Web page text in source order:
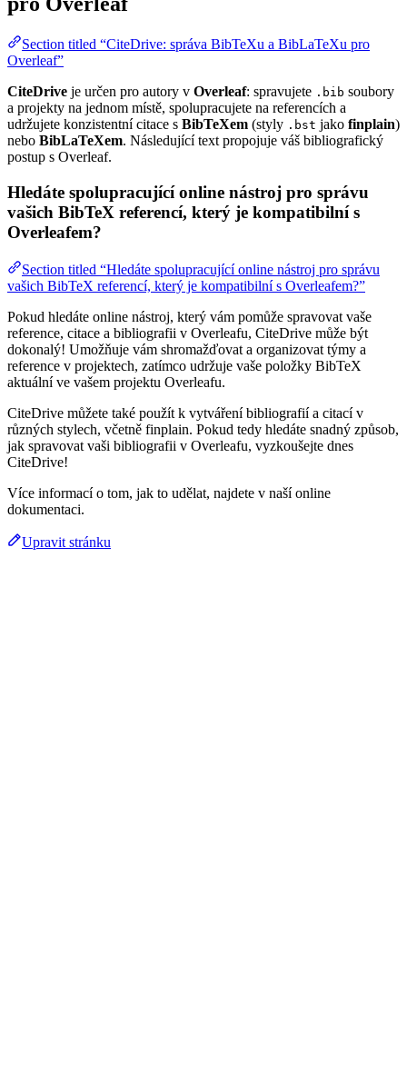
Section titled “CiteDrive: správa BibTeXu a BibLaTeXu pro
Overleaf”
CiteDrive je určen pro autory v Overleaf: spravujete .bib soubory
a projekty na jednom místě, spolupracujete na referencích a
udržujete konzistentní citace s BibTeXem (styly .bst jako finplain)
nebo BibLaTeXem. Následující text propojuje váš bibliografický
postup s Overleaf.
Hledáte spolupracující online nástroj pro správu
vašich BibTeX referencí, který je kompatibilní s
Overleafem?
Section titled “Hledáte spolupracující online nástroj pro správu
vašich BibTeX referencí, který je kompatibilní s Overleafem?”
Pokud hledáte online nástroj, který vám pomůže spravovat vaše
reference, citace a bibliografii v Overleafu, CiteDrive může být
dokonalý! Umožňuje vám shromažďovat a organizovat týmy a
reference v projektech, zatímco udržuje vaše položky BibTeX
aktuální ve vašem projektu Overleafu.
CiteDrive můžete také použít k vytváření bibliografií a citací v
různých stylech, včetně finplain. Pokud tedy hledáte snadný způsob,
jak spravovat vaši bibliografii v Overleafu, vyzkoušejte dnes
CiteDrive!
Více informací o tom, jak to udělat, najdete v naší online
dokumentaci.
Upravit stránku